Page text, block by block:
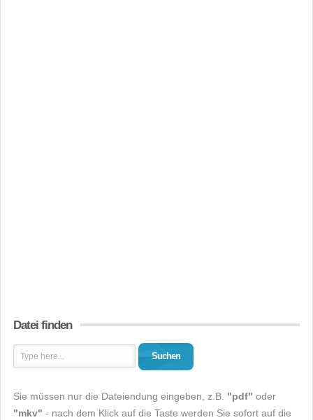
Datei finden
Suchen
Sie müssen nur die Dateiendung eingeben, z.B. "pdf" oder
"mkv" - nach dem Klick auf die Taste werden Sie sofort auf die